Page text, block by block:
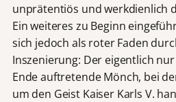
unprätentiös und werkdienlich
Ein weiteres zu Beginn
sich jedoch als roter Faden
Inszenierung: Der eigentlich
Ende auftretende Mönch, bei
um den Geist Kaiser Karls V.